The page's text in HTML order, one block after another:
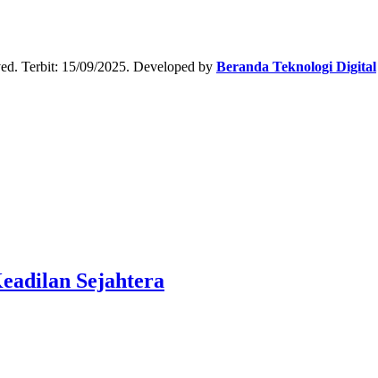
Terbit: 15/09/2025. Developed by Beranda Teknologi Digital
Sejahtera